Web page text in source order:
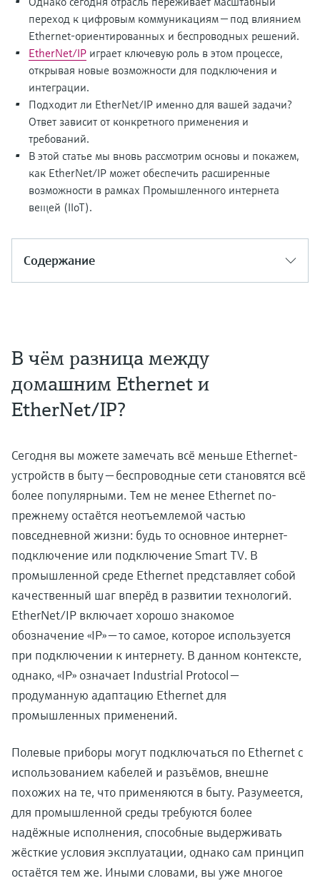
Найти, выбрать и настроить продукты,
используя параметры приложения
Получение информации о
приборе
Введите серийный номер прибора с
заводской таблички Endress+Hauser и
получите доступ к подробной информации
по этому прибору (инструкции по
эксплуатации, техописание, замещающие
продукты и данные о запчастях).
Поиск запасных частей
продукту, коду заказа или серийному
номеру
Level measurement with pressure
Купить всё
Memosens technology
Купить всё
Купить всё
промышленности посредством
цифровизации
Операционная эффективность
производства благодаря
прозрачности технологических
процессов на уровне принятия
решений
переход к цифровым коммуникациям — под влиянием
Ethernet-ориентированных и беспроводных решений.
EtherNet/IP играет ключевую роль в этом процессе,
открывая новые возможности для подключения и
интеграции.
Подходит ли EtherNet/IP именно для вашей задачи?
Ответ зависит от конкретного применения и
требований.
В этой статье мы вновь рассмотрим основы и покажем,
как EtherNet/IP может обеспечить расширенные
возможности в рамках Промышленного интернета
вещей (IIoT).
Содержание
В чём разница между
домашним Ethernet и
EtherNet/IP?
Сегодня вы можете замечать всё меньше Ethernet-
устройств в быту — беспроводные сети становятся всё
более популярными. Тем не менее Ethernet по-
прежнему остаётся неотъемлемой частью
повседневной жизни: будь то основное интернет-
подключение или подключение Smart TV. В
промышленной среде Ethernet представляет собой
качественный шаг вперёд в развитии технологий.
EtherNet/IP включает хорошо знакомое
обозначение «IP» — то самое, которое используется
при подключении к интернету. В данном контексте,
однако, «IP» означает Industrial Protocol —
продуманную адаптацию Ethernet для
промышленных применений.
Полевые приборы могут подключаться по Ethernet с
использованием кабелей и разъёмов, внешне
похожих на те, что применяются в быту. Разумеется,
для промышленной среды требуются более
надёжные исполнения, способные выдерживать
жёсткие условия эксплуатации, однако сам принцип
остаётся тем же. Иными словами, вы уже многое